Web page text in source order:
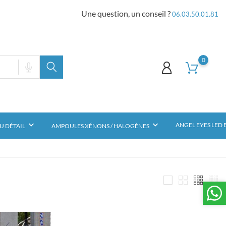
Une question, un conseil ?06.03.50.01.81
0
DÉTAIL keyboard_arrow_down AMPOULES XÉNONS / HALOGÈNES keyboard_arrow_down ANGEL EYES LED